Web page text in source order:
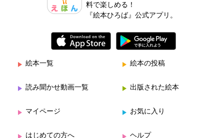
料で楽しめる！
『絵本ひろば』公式アプリ。
絵本一覧 絵本の投稿
読み聞かせ動画一覧 出版された絵本
マイページ お気に入り
はじめての方へ ヘルプ